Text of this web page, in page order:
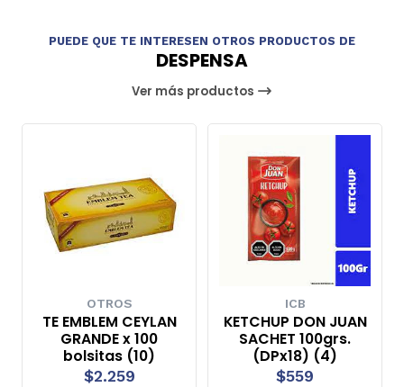
PUEDE QUE TE INTERESEN OTROS PRODUCTOS DE
DESPENSA
Ver más productos
OTROS
TE EMBLEM CEYLAN
GRANDE x 100
bolsitas (10)
$2.259
ICB
KETCHUP DON JUAN
SACHET 100grs.
(DPx18) (4)
$559